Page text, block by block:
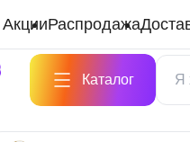
АкцииРаспродажа
Каталог